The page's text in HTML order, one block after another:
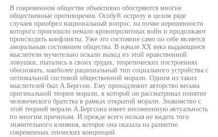
В современном обществе объективно обостряются многие
общественные противоречия. Особу® остроту в целом ряде
случаев приобрел национальный вопрос, на почве нерешенности
которого произошло немало кровопролитных войн и продолжают
происходить конфликты. Уже это состояние само по себе является
аморальным состоянием общества. В начале XX века выдающиеся
мыслители мучительно искали выход из этой нравственной
ловушки, пытались в своих трудах, теоретических построениях
обосновать, наиболее рациональный тип социального устройства с
оптимальной системой общественной морали. Одним из таких
мыслителей был А.Бергсон. Ему принадлежит авторство весьма
оригинальной теории морали, в которой он рассматривал понятие
человеческого братства в рамках открытой морали. Знакомство с
этой теорией морали А.Бергсона имеет несомненную актуальность
по многим причинам. И прежде всего нельзя не видеть того
значительного влияния, которое она оказала на развитие
современных этических концепций.